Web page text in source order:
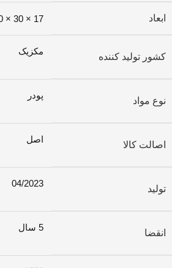
ابعاد 17 × 30 × 60 سانتیمتر
کشور تولید کننده
مکزیک
نوع مواد
پودر
اصالت کالا
اصل
تولید
04/2023
انقضا
5 سال